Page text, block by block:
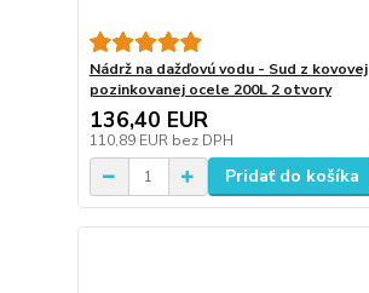
Nádrž na dažďovú vodu - Sud z kovovej
pozinkovanej ocele 200L 2 otvory
136,40 EUR
110,89 EUR bez DPH
Pridať do košíka